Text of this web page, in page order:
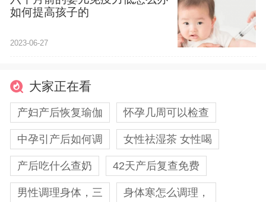
如何提高孩子的
2023-06-27
大家正在看
产妇产后恢复瑜伽 怀孕几周可以检查
中孕引产后如何调 女性祛湿茶 女性喝
产后吃什么查奶 42天产后复查免费
男性调理身体，三 身体寒怎么调理，